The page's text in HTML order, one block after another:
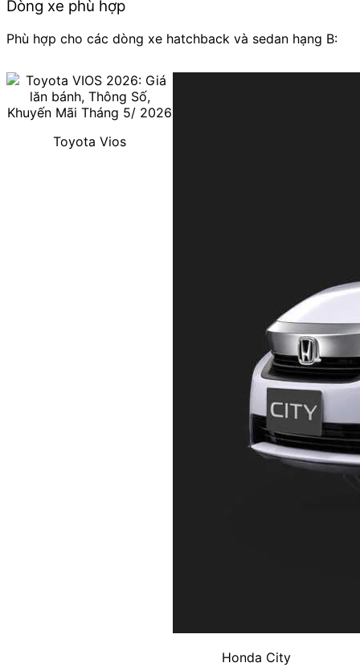
Dòng xe phù hợp
Phù hợp cho các dòng xe hatchback và sedan hạng B:
Toyota Vios
Honda City